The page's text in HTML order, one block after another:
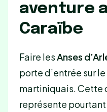
aventure
Caraïbe
Faire lesAnses
porte d’entrée sur le
martiniquais. Cette
représente